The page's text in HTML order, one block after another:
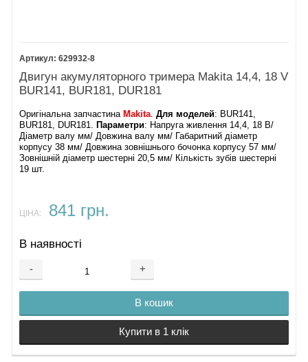
629932-8
Двигун акумуляторного тримера Makita 14,4, 18 V
BUR141, BUR181, DUR181
Оригінальна запчастина Makita .Для моделей: BUR141,
BUR181, DUR181.
Параметри: Напруга живлення 14,4, 18 В/
Діаметр валу мм/ Довжина валу мм/ Габаритний діаметр
корпусу 38 мм/ Довжина зовнішнього бочонка корпусу 57 мм/
Зовнішній діаметр шестерні 20,5 мм/ Кількість зубів шестерні
19 шт.
ЦІНА: 841 грн.
В наявності
- +
В кошик
Купити в 1 клік